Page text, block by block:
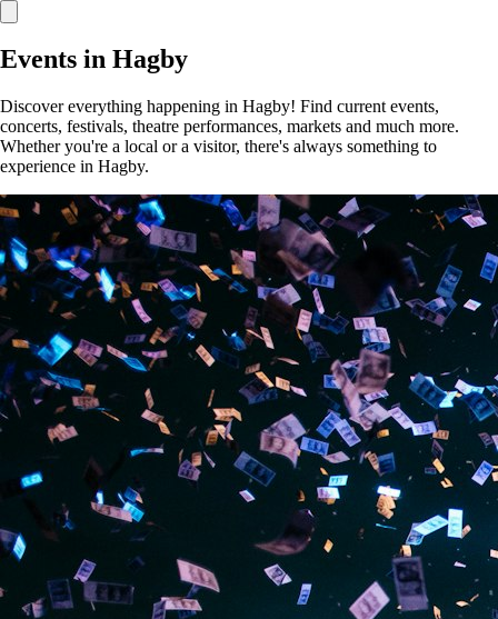
Events in Hagby
Discover everything happening in Hagby! Find current events,
concerts, festivals, theatre performances, markets and much more.
Whether you're a local or a visitor, there's always something to
experience in Hagby.